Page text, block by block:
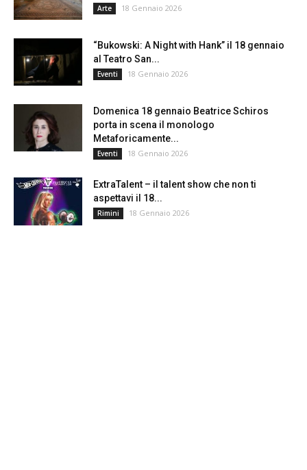
Arte 18 Gennaio 2026
“Bukowski: A Night with Hank” il 18 gennaio
al Teatro San...
Eventi 18 Gennaio 2026
Domenica 18 gennaio Beatrice Schiros
porta in scena il monologo
Metaforicamente...
Eventi 18 Gennaio 2026
ExtraTalent – il talent show che non ti
aspettavi il 18...
Rimini 18 Gennaio 2026